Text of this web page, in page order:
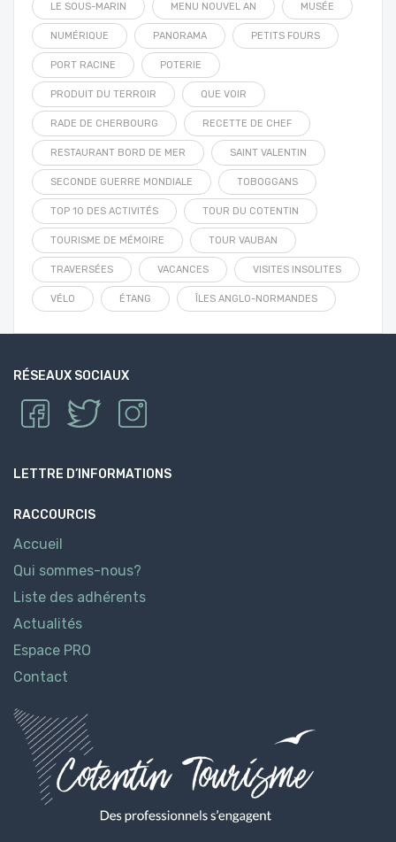
LE SOUS-MARIN MENU NOUVEL AN MUSÉE
NUMÉRIQUE PANORAMA PETITS FOURS
PORT RACINE POTERIE
PRODUIT DU TERROIR QUE VOIR
RADE DE CHERBOURG RECETTE DE CHEF
RESTAURANT BORD DE MER SAINT VALENTIN
SECONDE GUERRE MONDIALE TOBOGGANS
TOP 10 DES ACTIVITÉS TOUR DU COTENTIN
TOURISME DE MÉMOIRE TOUR VAUBAN
TRAVERSÉES VACANCES VISITES INSOLITES
VÉLO ÉTANG ÎLES ANGLO-NORMANDES
RÉSEAUX SOCIAUX
LETTRE D’INFORMATIONS
RACCOURCIS
Accueil
Qui sommes-nous?
Liste des adhérents
Actualités
Espace PRO
Contact